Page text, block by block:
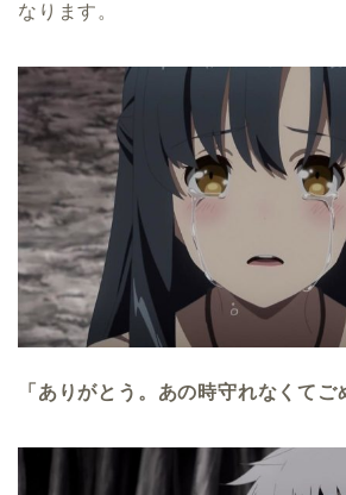
なります。
「ありがとう。あの時守れなくてご